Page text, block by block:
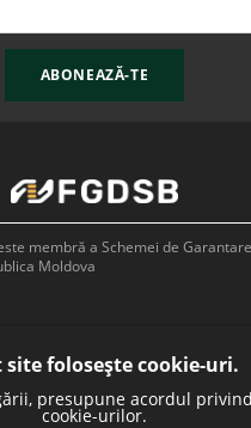
ABONEAZĂ-TE
membră a Schemei de
Moldova
of
site folosește cookie-uri.
presupune acordul
cookie-urilor.